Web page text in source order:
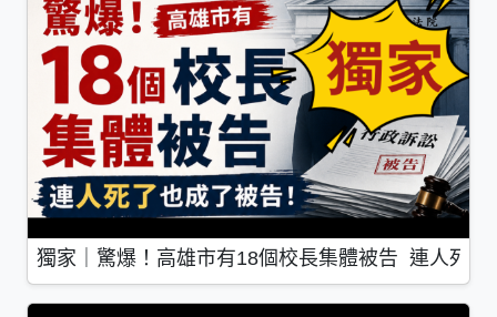
獨家｜驚爆！高雄市有18個校長集體被告 連人死了